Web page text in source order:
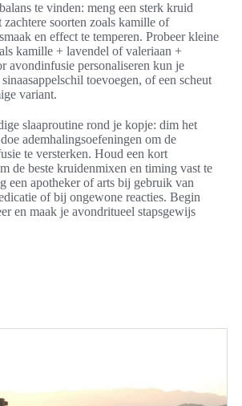
te vinden: meng een sterk kruid
zachtere soorten zoals kamille of
en effect te temperen. Probeer kleine
kamille + lavendel of valeriaan +
avondinfusie personaliseren kun je
toevoegen, of een scheut
variant.
slaaproutine rond je kopje: dim het
ademhalingsoefeningen om de
te versterken. Houd een kort
de beste kruidenmixen en timing vast te
een apotheker of arts bij gebruik van
of bij ongewone reacties. Begin
en maak je avondritueel stapsgewijs